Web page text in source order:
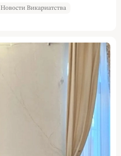
Новости Викариатства